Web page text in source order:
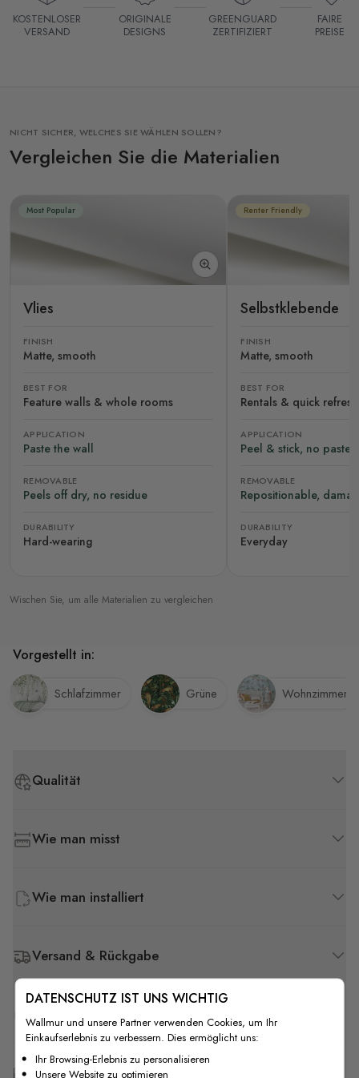
KOSTENLOSER
VERSAND
ORIGINALE
DESIGNS
GREENGUARD
ZERTIFIZIERT
FAIRE
PREISE
NICHT SICHER, WELCHES SIE WÄHLEN SOLLEN?
Vergleichen Sie die Materialien
Most Popular
Vlies
FINISH
Matte, smooth
BEST FOR
Feature walls & whole rooms
APPLICATION
Paste the wall
REMOVABLE
Peels off dry, no residue
DURABILITY
Hard-wearing
Renter Friendly
Selbstklebende
FINISH
Matte, smooth
BEST FOR
Rentals & quick
APPLICATION
Peel & stick, no paste
REMOVABLE
Repositionable,
DURABILITY
Everyday
Wischen Sie, um alle Materialien zu vergleichen
Qualität
Wie man misst
Wie man installiert
Versand & Rückgabe
F.A.Q
Kostenlose Anpassung
Vorgestellt in:
Schlafzimmer Grüne Wohnzimmer
DATENSCHUTZ IST UNS WICHTIG
Wallmur und unsere Partner verwenden Cookies, um Ihr
Einkaufserlebnis zu verbessern. Dies ermöglicht uns:
Ihr Browsing-Erlebnis zu personalisieren
Unsere Website zu optimieren